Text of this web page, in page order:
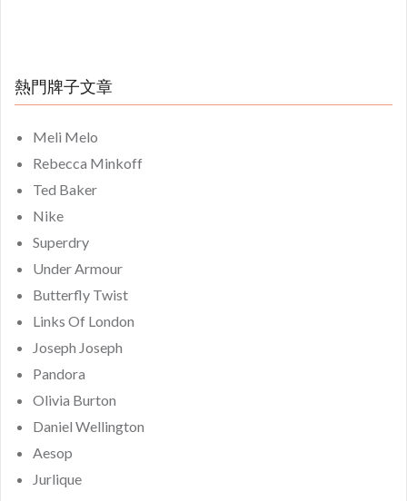
熱門牌子文章
Meli Melo
Rebecca Minkoff
Ted Baker
Nike
Superdry
Under Armour
Butterfly Twist
Links Of London
Joseph Joseph
Pandora
Olivia Burton
Daniel Wellington
Aesop
Jurlique